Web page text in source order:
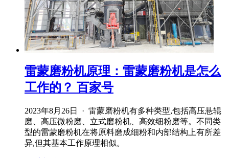
雷蒙磨粉机原理：雷蒙磨粉机是怎么
工作的？ 百家号
2023年8月26日 · 雷蒙磨粉机有多种类型,包括高压悬辊
磨、高压微粉磨、立式磨粉机、高效细粉磨等。不同类
型的雷蒙磨粉机在将原料磨成细粉和内部结构上有所差
异,但其基本工作原理相似。